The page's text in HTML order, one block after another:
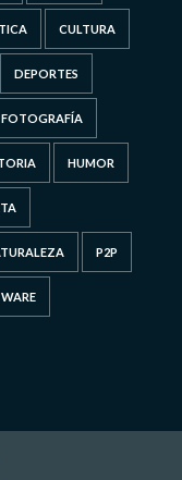
CULTURA
DEPORTES
FOTOGRAFÍA
HUMOR
P2P